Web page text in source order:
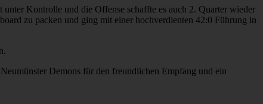
Kontrolle und die Offense schaffte es auch 2. Quarter wieder
zu packen und ging mit einer hochverdienten 42:0 Führung in
Demons für den freundlichen Empfang und ein